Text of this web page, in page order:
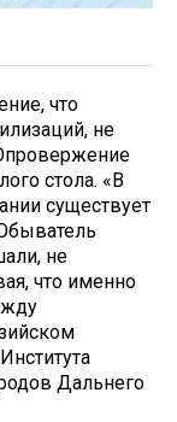
что
не
стола. «В
существует
не
что именно
Дальнего